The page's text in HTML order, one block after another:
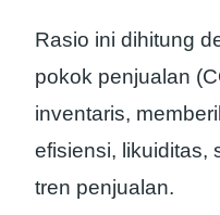
Rasio ini dihitung
pokok penjualan
inventaris,
efisiensi, likuiditas,
tren penjualan.